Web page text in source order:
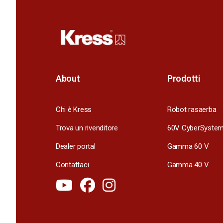
About
Chi è Kress
Trova un rivenditore
Dealer portal
Contattaci
Prodotti
Robot rasaerba
60V CyberSystem
Gamma 60 V
Gamma 40 V